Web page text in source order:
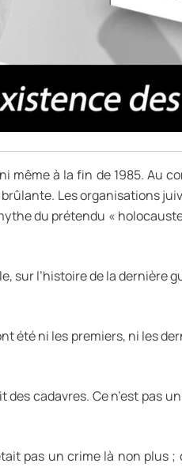
à la fin de 1985. Au
Les organisations
du prétendu «
sur l’histoire de la dernière
été ni les premiers, ni les
cadavres. Ce n’est pas
pas un crime là non plus ;